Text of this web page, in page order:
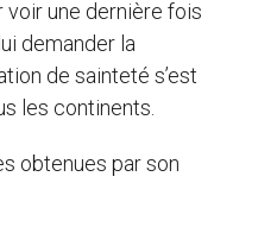
voir une dernière fois
demander la
de sainteté s’est
les continents.
obtenues par son